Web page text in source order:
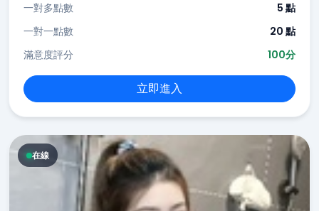
一對多點數
5 點
一對一點數
20 點
滿意度評分
100分
立即進入
在線